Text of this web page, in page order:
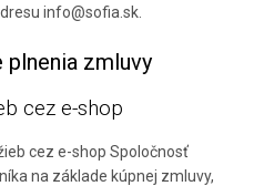
info@sofia.sk.
plnenia zmluvy
cez e-shop
cez e-shop Spoločnosť
na základe kúpnej zmluvy,